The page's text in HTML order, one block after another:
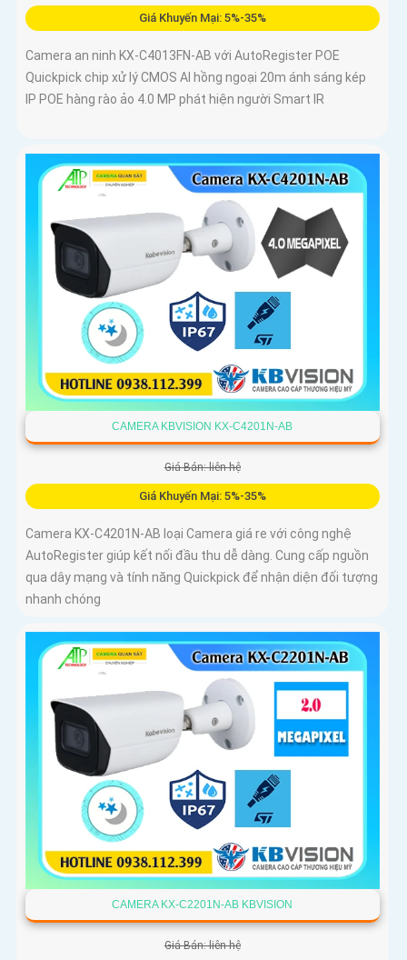
Giá Khuyến Mại: 5%-35%
Camera an ninh KX-C4013FN-AB với AutoRegister POE
Quickpick chip xử lý CMOS AI hồng ngoại 20m ánh sáng kép
IP POE hàng rào ảo 4.0 MP phát hiện người Smart IR
CAMERA KBVISION KX-C4201N-AB
Giá Bán: liên hệ
Giá Khuyến Mại: 5%-35%
Camera KX-C4201N-AB loại Camera giá re với công nghệ
AutoRegister giúp kết nối đầu thu dễ dàng. Cung cấp nguồn
qua dây mạng và tính năng Quickpick để nhận diện đối tượng
nhanh chóng
CAMERA KX-C2201N-AB KBVISION
Giá Bán: liên hệ